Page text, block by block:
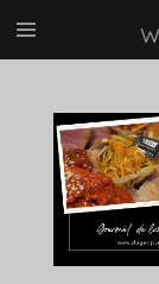
Ga
hoofdinhoud